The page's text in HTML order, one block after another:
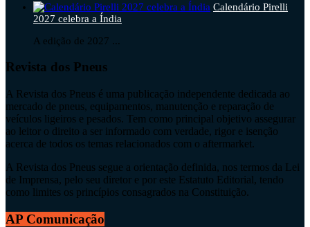
Calendário Pirelli
2027 celebra a Índia
A edição de 2027 ...
Revista dos Pneus
A Revista dos Pneus é uma publicação independente dedicada ao
mercado de pneus, equipamentos, manutenção e reparação de
veículos ligeiros e pesados. Tem como principal objetivo assegurar
ao leitor o direito a ser informado com verdade, rigor e isenção
acerca de todos os temas relacionados com o aftermarket.
A Revista dos Pneus segue a orientação definida, nos termos da Lei
de Imprensa, pelo seu diretor e por este Estatuto Editorial, tendo
como limites os princípios consagrados na Constituição.
AP Comunicação